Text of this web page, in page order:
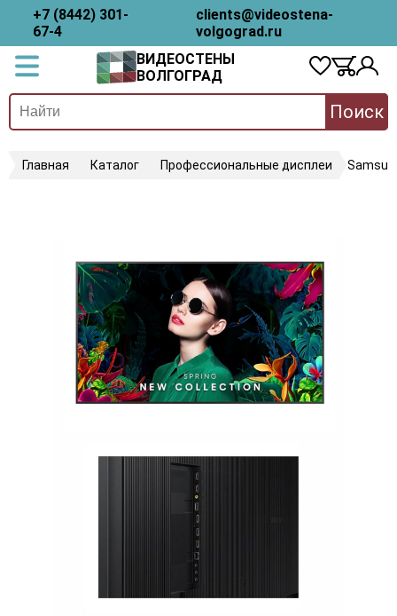
+7 (8442) 301-
67-4
clients@videostena-
volgograd.ru
ВИДЕОСТЕНЫ
ВОЛГОГРАД
Поиск
Главная Каталог Профессиональные дисплеи